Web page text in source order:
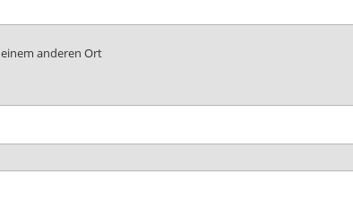
anderen Ort